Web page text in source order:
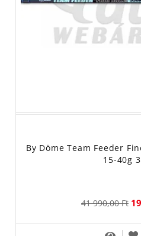
By Döme Team Feeder
15-40g
41 990,00 Ft